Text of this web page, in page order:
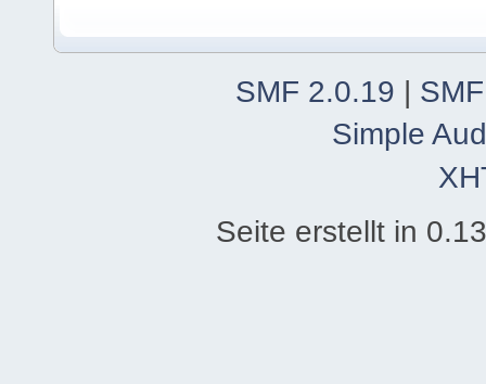
SMF 2.0.19 |
Simple
Seite erstellt in